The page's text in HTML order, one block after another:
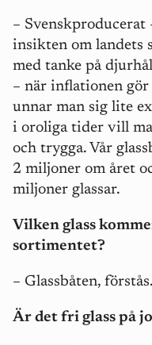
– Svenskproducerat
insikten om landets
med tanke på
– när inflationen
unnar man sig lite
i oroliga tider vill
och trygga. Vår
2 miljoner om året
miljoner glassar.
Vilken glass
sortimentet?
– Glassbåten, förstås.
Är det fri glass på